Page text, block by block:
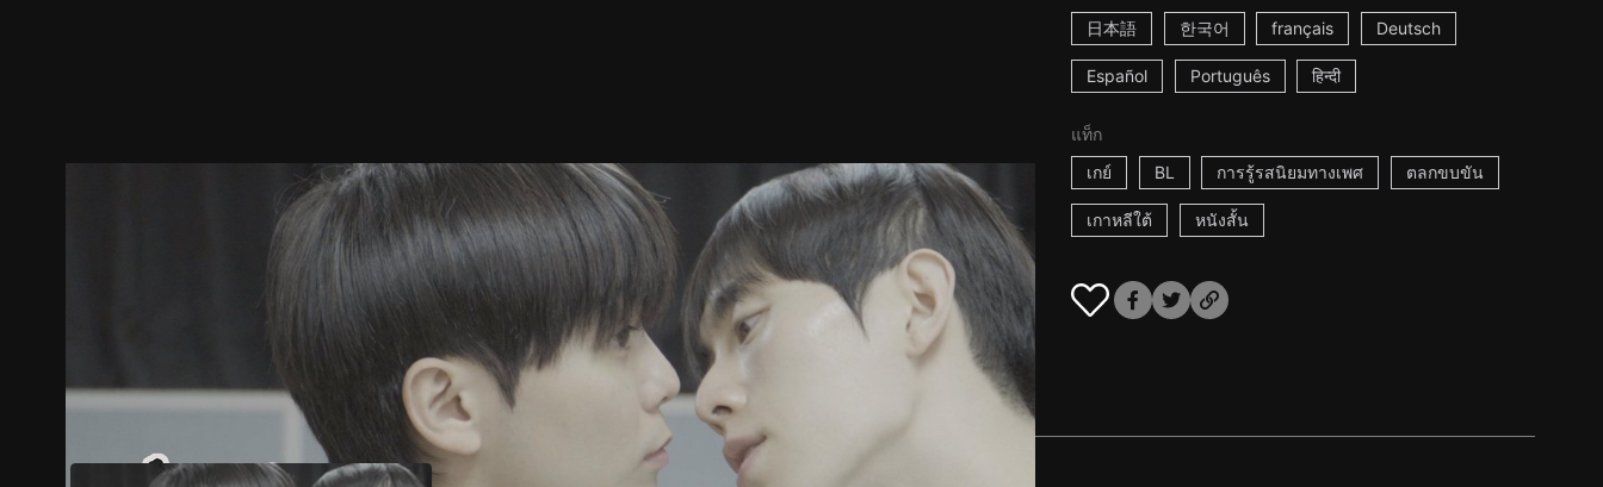
日本語 한국어 français Deutsch
Español Português हिन्दी
แท็ก
เกย์
BL การรู้รสนิยมทางเพศ ตลกขบขัน
เกาหลีใต้ หนังสั้น
เนื้อหาที่แนะนำ รายละเอียด